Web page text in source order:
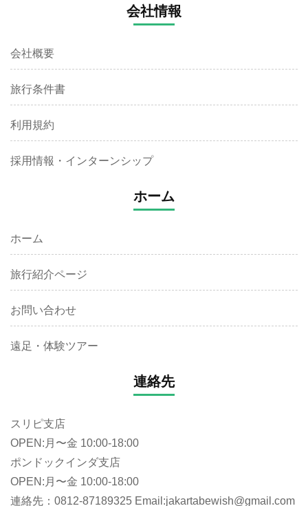
会社情報
会社概要
旅行条件書
利用規約
採用情報・インターンシップ
ホーム
ホーム
旅行紹介ページ
お問い合わせ
遠足・体験ツアー
連絡先
スリピ支店
OPEN:月〜金 10:00-18:00
ポンドックインダ支店
OPEN:月〜金 10:00-18:00
連絡先：0812-87189325 Email:jakartabewish@gmail.com